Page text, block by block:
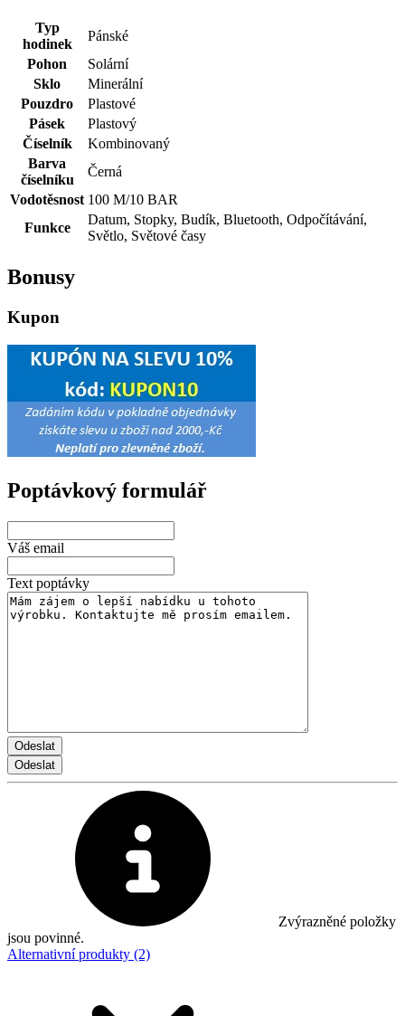
Typ
hodinek
Pánské
Pohon
Solární
Sklo
Minerální
Pouzdro
Plastové
Pásek
Plastový
Číselník
Kombinovaný
Barva
číselníku
Černá
Vodotěsnost 100 M/10 BAR
Funkce
Datum, Stopky, Budík, Bluetooth, Odpočítávání,
Světlo, Světové časy
Bonusy
Kupon
Poptávkový formulář
Váš email
Text poptávky
Zvýrazněné položky
jsou povinné.
Alternativní produkty (2)